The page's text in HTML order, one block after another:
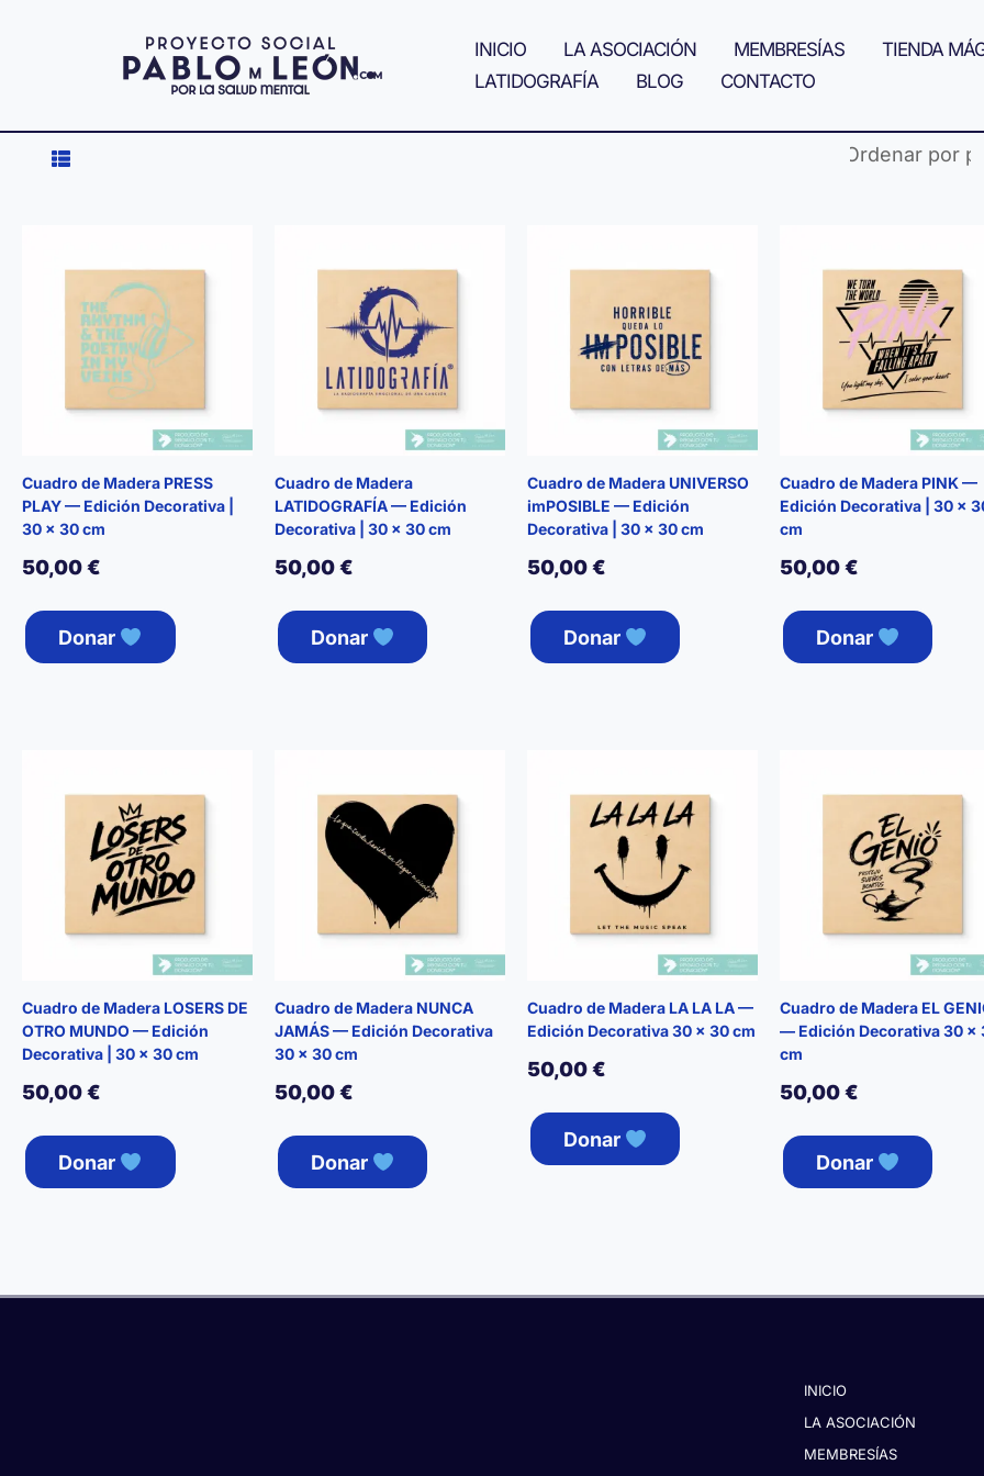
INICIO LA ASOCIACIÓN MEMBRESÍAS
TIENDA
LATIDOGRAFÍA
BLOG CONTACTO
Cuadro de Madera PRESS
PLAY — Edición Decorativa |
30 × 30 cm
50,00€
Donar
Cuadro de Madera
LATIDOGRAFÍA — Edición
Decorativa | 30 × 30 cm
50,00€
Donar
Cuadro de Madera UNIVERSO
imPOSIBLE — Edición
Decorativa | 30 × 30 cm
50,00€
Donar
Cuadro de Madera PINK —
Edición Decorativa | 30 ×
cm
50,00€
Donar
Cuadro de Madera LOSERS DE
OTRO MUNDO — Edición
Decorativa | 30 × 30 cm
50,00€
Donar
Cuadro de Madera NUNCA
JAMÁS — Edición Decorativa
30 × 30 cm
50,00€
Donar
Cuadro de Madera LA LA LA —
Edición Decorativa 30 × 30 cm
50,00€
Donar
Cuadro de Madera EL
— Edición Decorativa 30 ×
cm
50,00€
Donar
INICIO
LA ASOCIACIÓN
MEMBRESÍAS